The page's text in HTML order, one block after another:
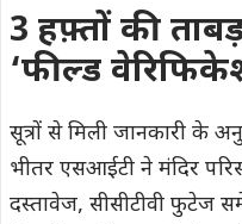
3 हफ़्तों की
‘फील्ड
सूत्रों से मिली जानकारी के
भीतर एसआईटी ने मंदिर
दस्तावेज, सीसीटीवी फुटेज